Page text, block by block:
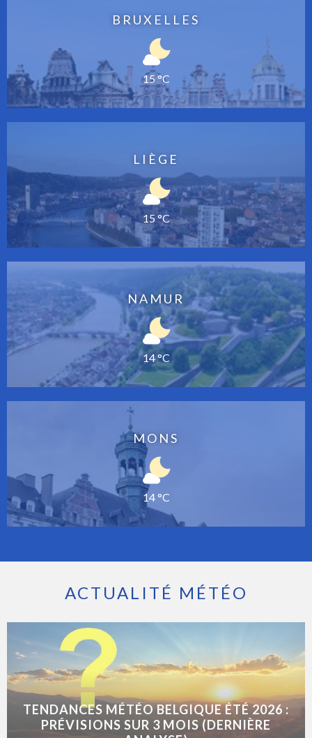
BRUXELLES
15 °C
LIÈGE
15 °C
NAMUR
14 °C
MONS
14 °C
ACTUALITÉ MÉTÉO
TENDANCES MÉTÉO BELGIQUE ÉTÉ 2026 :
PRÉVISIONS SUR 3 MOIS (DERNIÈRE